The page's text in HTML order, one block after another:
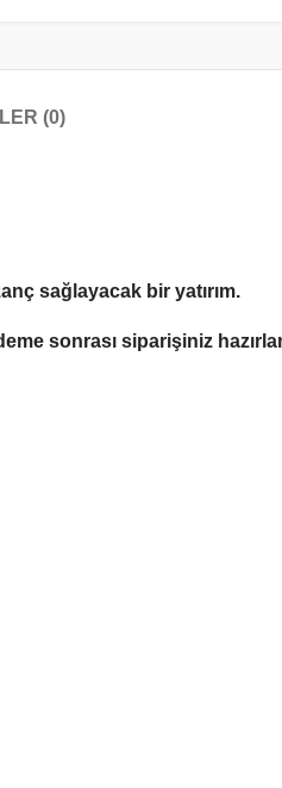
(0)
sağlayacak bir yatırım.
sonrası siparişiniz